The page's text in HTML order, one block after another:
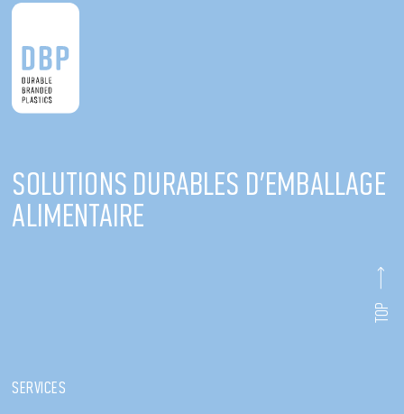
Solutions durables d'emballage
alimentaire
TOP
Services